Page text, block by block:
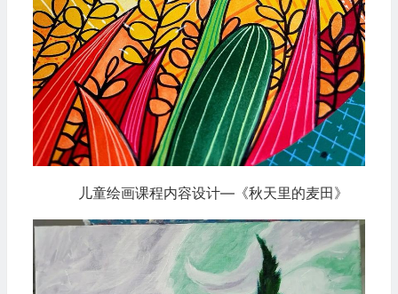
儿童绘画课程内容设计—《秋天里的麦田》